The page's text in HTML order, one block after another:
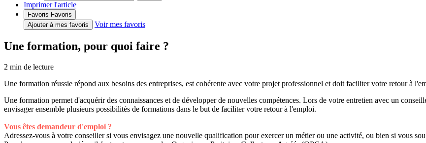
Imprimer l'article
Favoris Favoris
Ajouter à mes favoris
Voir mes favoris
Une formation, pour quoi faire ?
2 min de lecture
Une formation réussie répond aux besoins des entreprises, est cohérente avec votre projet professionnel et doit faciliter votre retour à
Une formation permet d'acquérir des connaissances et de développer de nouvelles compétences. Lors de votre entretien avec un
envisager ensemble plusieurs possibilités de formations dans le but de faciliter votre retour à l'emploi.
Vous êtes demandeur d'emploi ?
Adressez-vous à votre conseiller si vous envisagez une nouvelle qualification pour exercer un métier ou une activité, ou bien si vous